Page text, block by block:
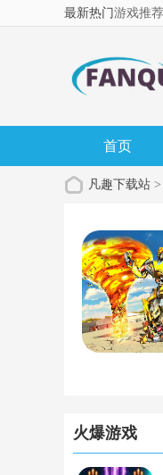
最新热门游戏推荐
首页
凡趣下载站 >
火爆游戏